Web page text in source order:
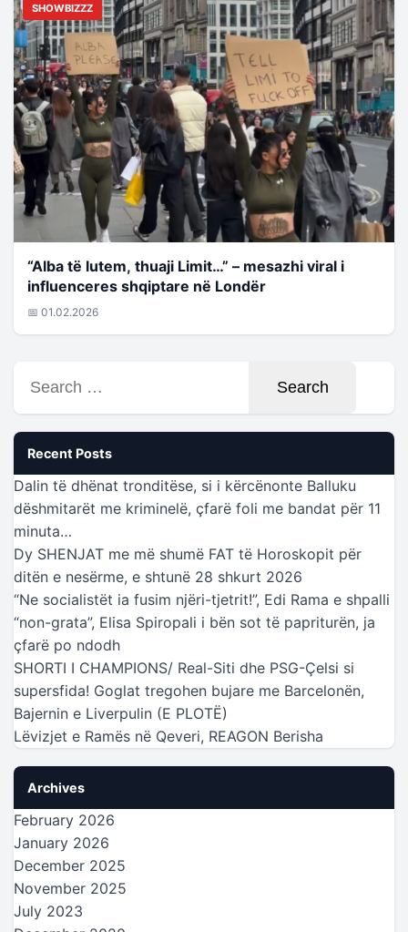
SHOWBIZZZ
“Alba të lutem, thuaji Limit…” – mesazhi viral i
influenceres shqiptare në Londër
📅 01.02.2026
for:
Recent Posts
Dalin të dhënat tronditëse, si i kërcënonte Balluku
dëshmitarët me kriminelë, çfarë foli me bandat për 11
minuta…
Dy SHENJAT me më shumë FAT të Horoskopit për
ditën e nesërme, e shtunë 28 shkurt 2026
“Ne socialistët ia fusim njëri-tjetrit!”, Edi Rama e shpalli
“non-grata”, Elisa Spiropali i bën sot të papriturën, ja
çfarë po ndodh
SHORTI I CHAMPIONS/ Real-Siti dhe PSG-Çelsi si
supersfida! Goglat tregohen bujare me Barcelonën,
Bajernin e Liverpulin (E PLOTË)
Lëvizjet e Ramës në Qeveri, REAGON Berisha
Archives
February 2026
January 2026
December 2025
November 2025
July 2023